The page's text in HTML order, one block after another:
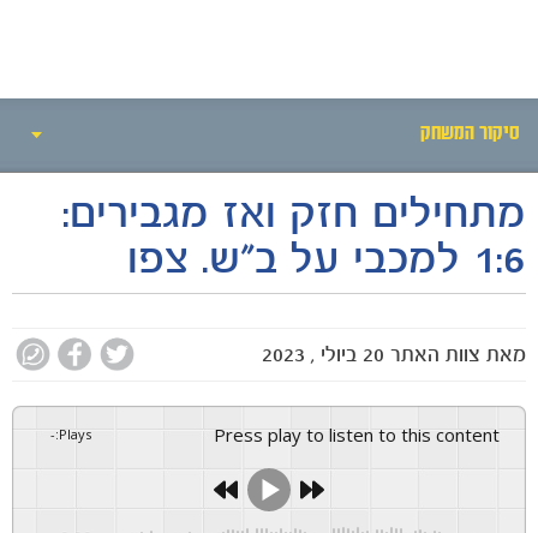
סיקור המשחק
אירועי המשחק
סיקור המשחק
מתחילים חזק ואז מגבירים:
1:6 למכבי על ב"ש. צפו
מאת צוות האתר 20 ביולי , 2023
Press play to listen to this content
Plays
:
-